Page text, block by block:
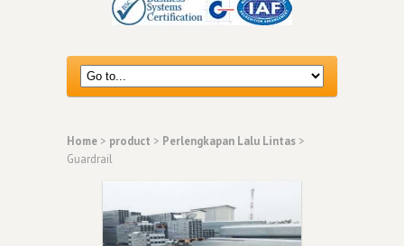
Home > product > Perlengkapan Lalu Lintas >
Guardrail